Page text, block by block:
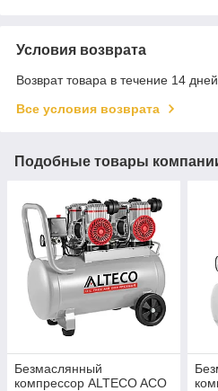
Условия возврата
Возврат товара в течение 14
Все условия возврата
Подобные товары
Безмаслянный
компрессор ALTECO ACO